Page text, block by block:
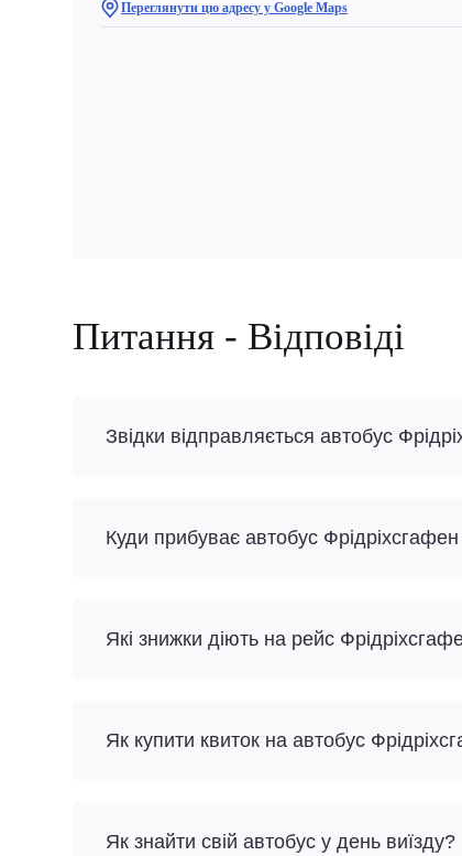
Переглянути цю адресу у Google Maps
Питання - Відповіді
Звідки відправляється автобус
Куди прибуває автобус
Які знижки діють на рейс
Як купити квиток на автобус
Як знайти свій автобус у день виїзду?